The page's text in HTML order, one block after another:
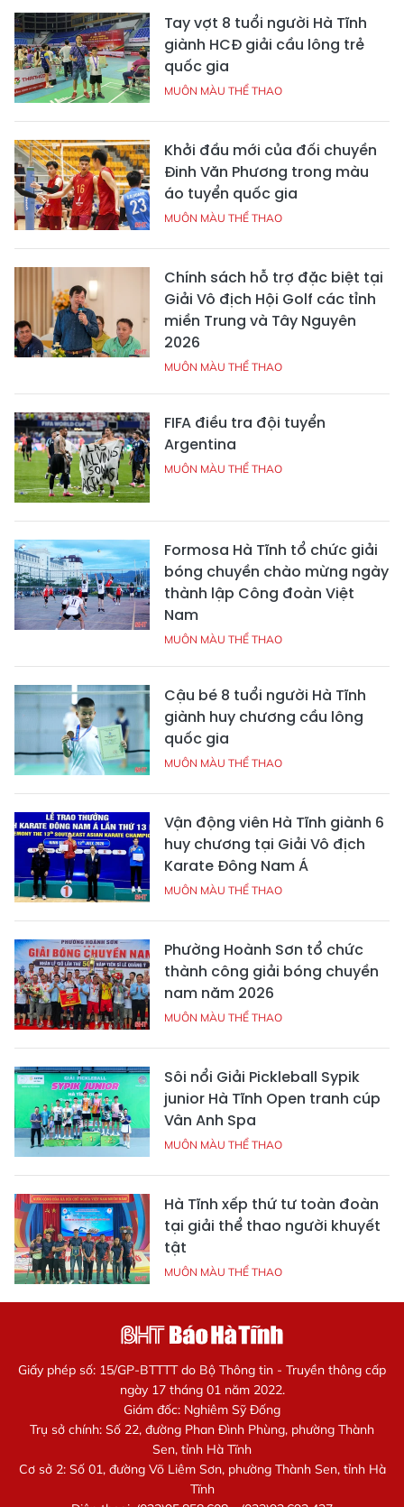
Tay vợt 8 tuổi người Hà Tĩnh
giành HCĐ giải cầu lông trẻ
quốc gia
MUÔN MÀU THỂ THAO
Khởi đầu mới của đối chuyền
Đinh Văn Phương trong màu
áo tuyển quốc gia
MUÔN MÀU THỂ THAO
Chính sách hỗ trợ đặc biệt tại
Giải Vô địch Hội Golf các tỉnh
miền Trung và Tây Nguyên
2026
MUÔN MÀU THỂ THAO
FIFA điều tra đội tuyển
Argentina
MUÔN MÀU THỂ THAO
Formosa Hà Tĩnh tổ chức giải
bóng chuyền chào mừng ngày
thành lập Công đoàn Việt
Nam
MUÔN MÀU THỂ THAO
Cậu bé 8 tuổi người Hà Tĩnh
giành huy chương cầu lông
quốc gia
MUÔN MÀU THỂ THAO
Vận động viên Hà Tĩnh giành 6
huy chương tại Giải Vô địch
Karate Đông Nam Á
MUÔN MÀU THỂ THAO
Phường Hoành Sơn tổ chức
thành công giải bóng chuyền
nam năm 2026
MUÔN MÀU THỂ THAO
Sôi nổi Giải Pickleball Sypik
junior Hà Tĩnh Open tranh cúp
Vân Anh Spa
MUÔN MÀU THỂ THAO
Hà Tĩnh xếp thứ tư toàn đoàn
tại giải thể thao người khuyết
tật
MUÔN MÀU THỂ THAO
Giấy phép số: 15/GP-BTTTT do Bộ Thông tin - Truyền thông cấp
ngày 17 tháng 01 năm 2022.
Giám đốc: Nghiêm Sỹ Đống
Trụ sở chính: Số 22, đường Phan Đình Phùng, phường Thành
Sen, tỉnh Hà Tĩnh
Cơ sở 2: Số 01, đường Võ Liêm Sơn, phường Thành Sen, tỉnh Hà
Tĩnh